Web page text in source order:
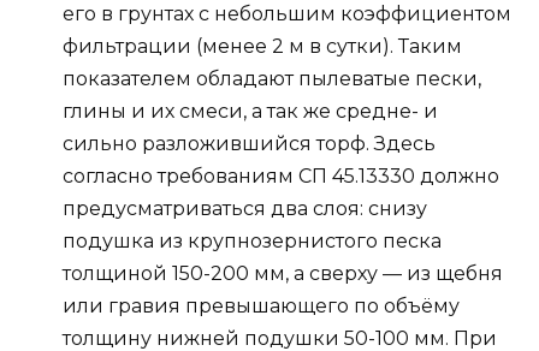
его в грунтах с небольшим коэффициентом
фильтрации (менее 2 м в сутки). Таким
показателем обладают пылеватые пески,
глины и их смеси, а так же средне- и
сильно разложившийся торф. Здесь
согласно требованиям СП 45.13330 должно
предусматриваться два слоя: снизу
подушка из крупнозернистого песка
толщиной 150-200 мм, а сверху — из щебня
или гравия превышающего по объёму
толщину нижней подушки 50-100 мм. При